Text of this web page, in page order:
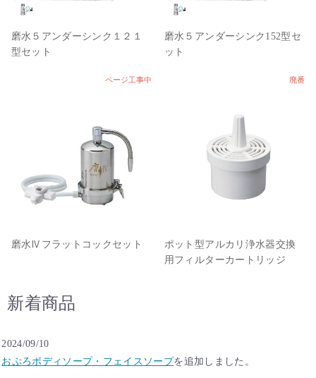
磨水５アンダーシンク１２１
型セット
磨水５アンダーシンク152型セ
ット
ページ工事中
磨水Ⅳフラットコックセット
廃番
ポット型アルカリ浄水器交換
用フィルターカートリッジ
新着商品
2024/09/10
おぷろボディソープ・フェイスソープを追加しました。